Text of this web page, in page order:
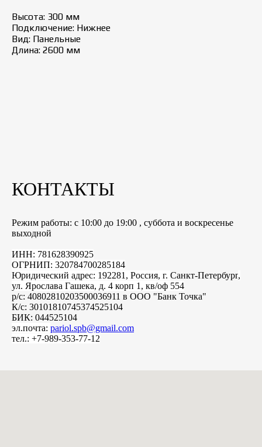
Высота: 300 мм
Подключение: Нижнее
Вид: Панельные
Длина: 2600 мм
КОНТАКТЫ
Режим работы: с 10:00 до 19:00 , суббота и воскресенье
выходной
ИНН: 781628390925
ОГРНИП: 320784700285184
Юридический адрес: 192281, Россия, г. Санкт-Петербург,
ул. Ярослава Гашека, д. 4 корп 1, кв/оф 554
р/с: 40802810203500036911 в ООО "Банк Точка"
К/с: 30101810745374525104
БИК: 044525104
эл.почта: pariol.spb@gmail.com
тел.: +7-989-353-77-12